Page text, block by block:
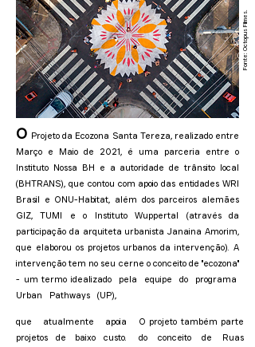
Fonte: Octopus Filmes.
O Projeto da Ecozona Santa Tereza, realizado entre
Março e Maio de 2021, é uma parceria entre o
Instituto Nossa BH e a autoridade de trânsito local
(BHTRANS), que contou com apoio das entidades WRI
Brasil e ONU-Habitat, além dos parceiros alemães
GIZ, TUMI e o Instituto Wuppertal (através da
participação da arquiteta urbanista Janaina Amorim,
que elaborou os projetos urbanos da intervenção). A
intervenção tem no seu cerne o conceito de "ecozona"
- um termo idealizado pela equipe do programa
Urban Pathways (UP),
que atualmente apoia
projetos de baixo custo.
O projeto também parte
do conceito de Ruas